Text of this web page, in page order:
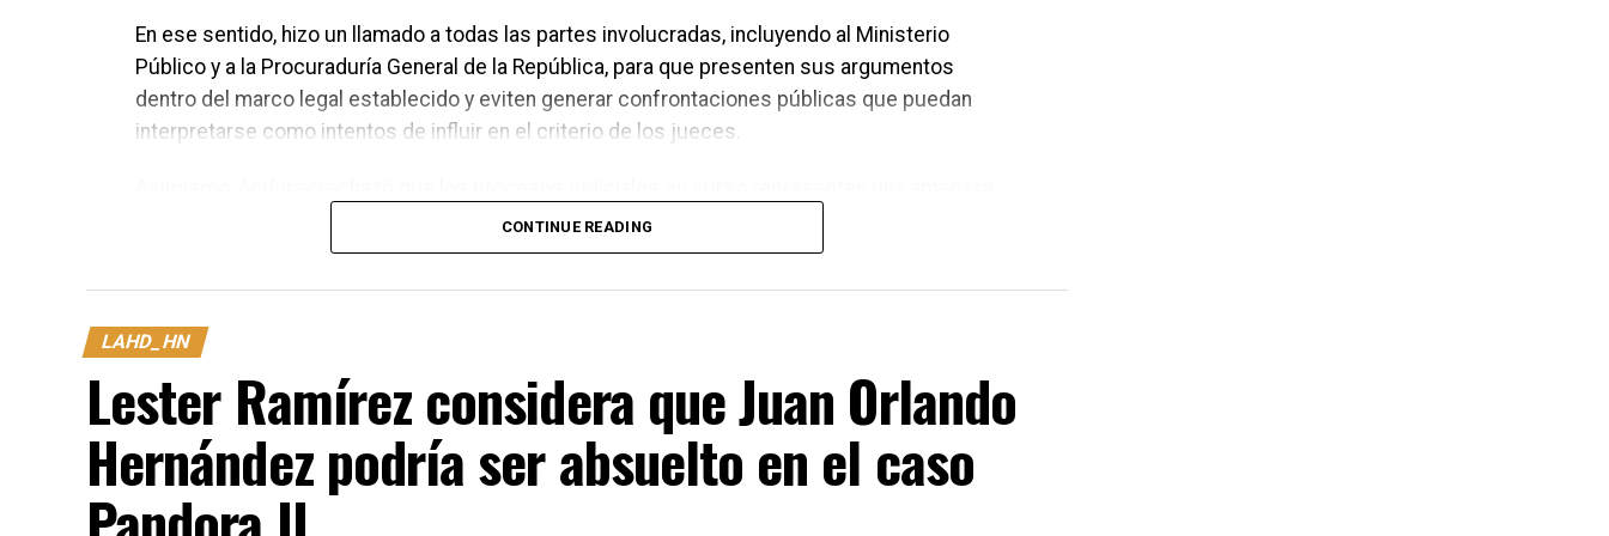
En ese sentido, hizo un llamado a todas las partes involucradas, incluyendo al Ministerio
Público y a la Procuraduría General de la República, para que presenten sus argumentos
dentro del marco legal establecido y eviten generar confrontaciones públicas que puedan
interpretarse como intentos de influir en el criterio de los jueces.
para la unidad del Partido Nacional. Aseguró que los asuntos legales deben resolverse en los
tribunales de justicia, mientras que las diferencias o decisiones de carácter político deberán
discutirse y definirse en el momento que corresponda dentro del proceso electoral.
CONTINUE READING
LAHD_HN
Lester Ramírez considera que Juan Orlando
Hernández podría ser absuelto en el caso